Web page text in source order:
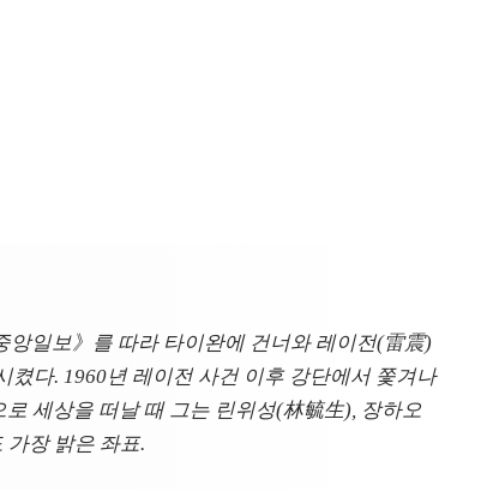
앙일보》를 따라 타이완에 건너와 레이전(雷震)
다. 1960년 레이전 사건 이후 강단에서 쫓겨나
세상을 떠날 때 그는 린위성(林毓生), 장하오
장 밝은 좌표.